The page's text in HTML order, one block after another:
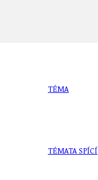
TÉMA
TÉMATA SPÍCÍ